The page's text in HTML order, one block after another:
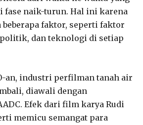
fase naik-turun. Hal ini karena
faktor, seperti faktor
dan teknologi di setiap
an, industri perfilman tanah air
diawali dengan
Efek dari film karya Rudi
memicu semangat para